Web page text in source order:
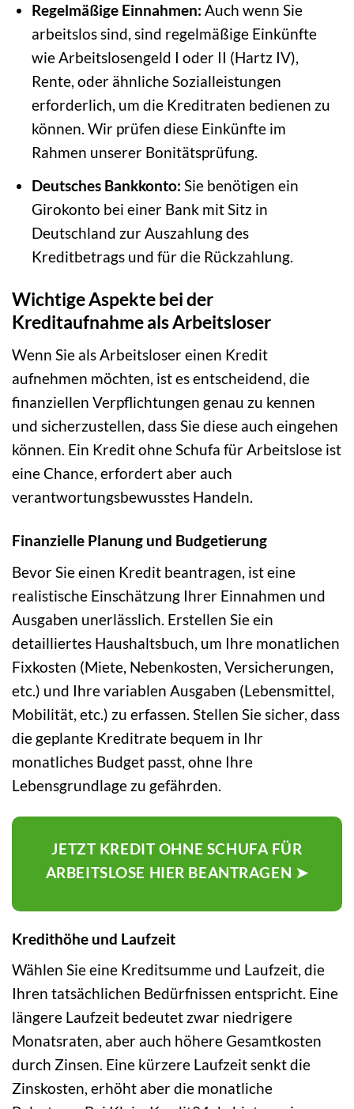
Regelmäßige Einnahmen: Auch wenn Sie
arbeitslos sind, sind regelmäßige Einkünfte
wie Arbeitslosengeld I oder II (Hartz IV),
Rente, oder ähnliche Sozialleistungen
erforderlich, um die Kreditraten bedienen zu
können. Wir prüfen diese Einkünfte im
Rahmen unserer Bonitätsprüfung.
Deutsches Bankkonto: Sie benötigen ein
Girokonto bei einer Bank mit Sitz in
Deutschland zur Auszahlung des
Kreditbetrags und für die Rückzahlung.
Wichtige Aspekte bei der
Kreditaufnahme als Arbeitsloser
Wenn Sie als Arbeitsloser einen Kredit
aufnehmen möchten, ist es entscheidend, die
finanziellen Verpflichtungen genau zu kennen
und sicherzustellen, dass Sie diese auch eingehen
können. Ein Kredit ohne Schufa für Arbeitslose ist
eine Chance, erfordert aber auch
verantwortungsbewusstes Handeln.
Finanzielle Planung und Budgetierung
Bevor Sie einen Kredit beantragen, ist eine
realistische Einschätzung Ihrer Einnahmen und
Ausgaben unerlässlich. Erstellen Sie ein
detailliertes Haushaltsbuch, um Ihre monatlichen
Fixkosten (Miete, Nebenkosten, Versicherungen,
etc.) und Ihre variablen Ausgaben (Lebensmittel,
Mobilität, etc.) zu erfassen. Stellen Sie sicher, dass
die geplante Kreditrate bequem in Ihr
monatliches Budget passt, ohne Ihre
Lebensgrundlage zu gefährden.
JETZT KREDIT OHNE SCHUFA FÜR
ARBEITSLOSE HIER BEANTRAGEN ➤
Kredithöhe und Laufzeit
Wählen Sie eine Kreditsumme und Laufzeit, die
Ihren tatsächlichen Bedürfnissen entspricht. Eine
längere Laufzeit bedeutet zwar niedrigere
Monatsraten, aber auch höhere Gesamtkosten
durch Zinsen. Eine kürzere Laufzeit senkt die
Zinskosten, erhöht aber die monatliche